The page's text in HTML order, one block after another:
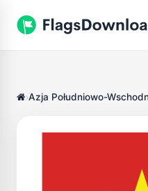
Azja Południowo-